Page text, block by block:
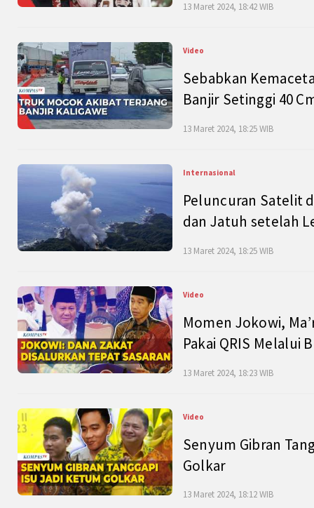
13 Maret 2024, 18:42 WIB
Video
Sebabkan
Banjir Setinggi 40
13 Maret 2024, 18:25 WIB
Internasional
Peluncuran Satelit
dan Jatuh setelah
13 Maret 2024, 18:25 WIB
Video
Momen Jokowi,
Pakai QRIS Melalui
13 Maret 2024, 18:23 WIB
Video
Senyum Gibran
Golkar
13 Maret 2024, 18:12 WIB